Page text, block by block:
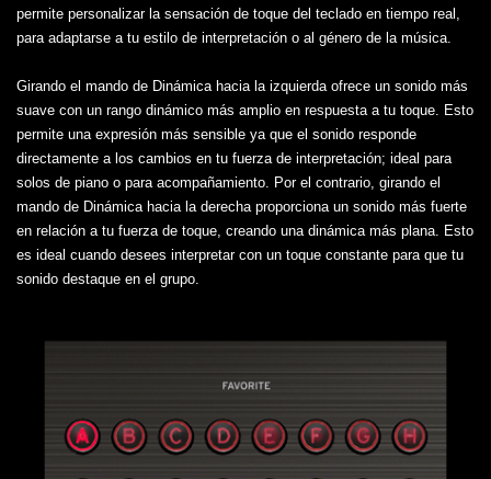
permite personalizar la sensación de toque del teclado en tiempo real,
para adaptarse a tu estilo de interpretación o al género de la música.
Girando el mando de Dinámica hacia la izquierda ofrece un sonido más
suave con un rango dinámico más amplio en respuesta a tu toque. Esto
permite una expresión más sensible ya que el sonido responde
directamente a los cambios en tu fuerza de interpretación; ideal para
solos de piano o para acompañamiento. Por el contrario, girando el
mando de Dinámica hacia la derecha proporciona un sonido más fuerte
en relación a tu fuerza de toque, creando una dinámica más plana. Esto
es ideal cuando desees interpretar con un toque constante para que tu
sonido destaque en el grupo.